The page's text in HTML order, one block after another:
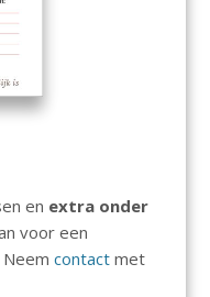
en extra onder
voor een
contactmet